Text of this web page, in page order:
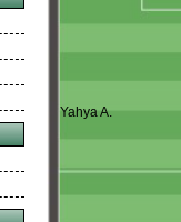
Yahya A.